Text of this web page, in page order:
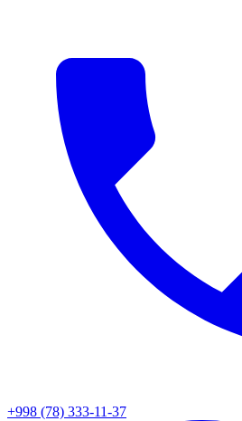
+998 (78) 333-11-37